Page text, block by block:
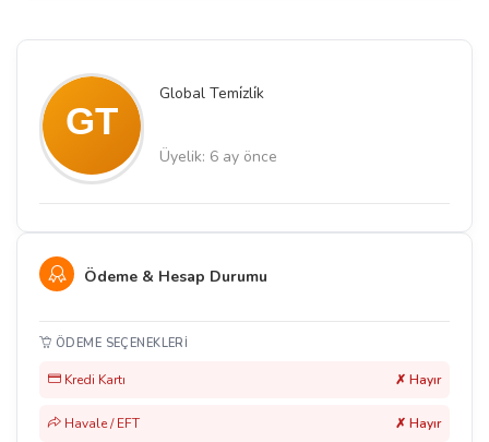
Global Temi̇zli̇k
Üyelik: 6 ay önce
Ödeme & Hesap Durumu
ÖDEME SEÇENEKLERI
Kredi Kartı ✗ Hayır
Havale / EFT ✗ Hayır